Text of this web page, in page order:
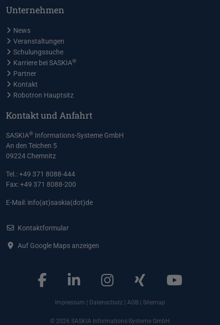
Unternehmen
News
Veranstaltungen
Schulungssuche
Karriere bei SASKIA®
Partner
Kontakt
Robotron Hauptsitz
Kontakt und Anfahrt
SASKIA® Informations-Systeme GmbH
An den Teichen 5
09224 Chemnitz
Tel.: +49 371 8088-444
Fax: +49 371 8088-200
E-Mail: info(at)saskia(dot)de
Kontaktformular
Auf Google Maps anzeigen
Impressum Datenschutz AGB Sitemap
© 2026 SASKIA Informations-Systeme GmbH